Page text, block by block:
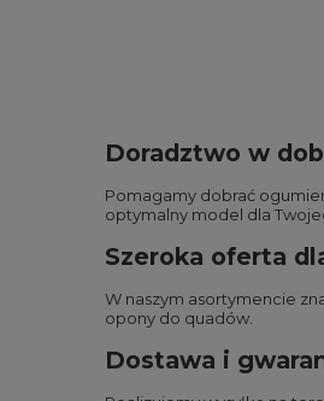
Doradztwo w
Pomagamy dobrać
optymalny model dla
Szeroka oferta
W naszym asortymencie
opony do quadów
Dostawa i